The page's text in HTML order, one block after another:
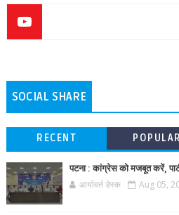
SOCIAL SHARE
RECENT POPULAR
पटना : कांग्रेस को मजबूत करें,
आर्यावर्त डेस्क Aug 05,